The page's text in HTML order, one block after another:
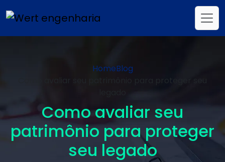
HomeBlog
Como avaliar seu
patrimônio para proteger
seu legado